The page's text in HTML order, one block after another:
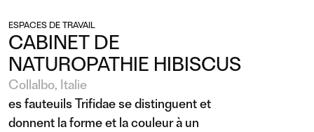
ESPACES DE TRAVAIL
CABINET DE
NATUROPATHIE HIBISCUS
Collalbo, Italie
es fauteuils Trifidae se distinguent et
donnent la forme et la couleur à un